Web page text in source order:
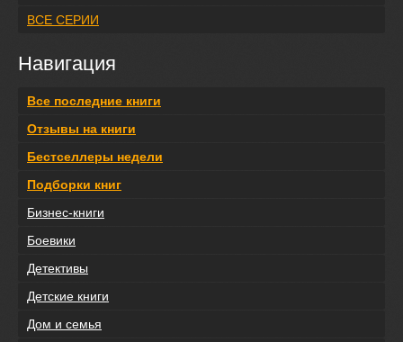
ВСЕ СЕРИИ
Навигация
Все последние книги
Отзывы на книги
Бестселлеры недели
Подборки книг
Бизнес-книги
Боевики
Детективы
Детские книги
Дом и семья